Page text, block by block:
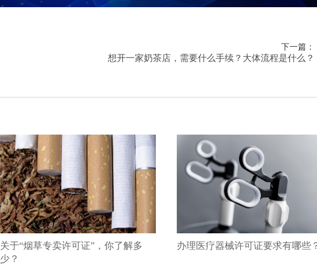
下一篇：
想开一家奶茶店，需要什么手续？大体流程是什么？
关于“烟草专卖许可证”，你了解多
少？
办理医疗器械许可证要求有哪些